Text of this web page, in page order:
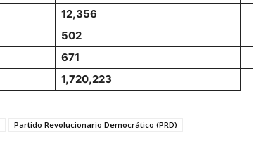
12,356
502
671
1,720,223
Partido Revolucionario Democrático (PRD)